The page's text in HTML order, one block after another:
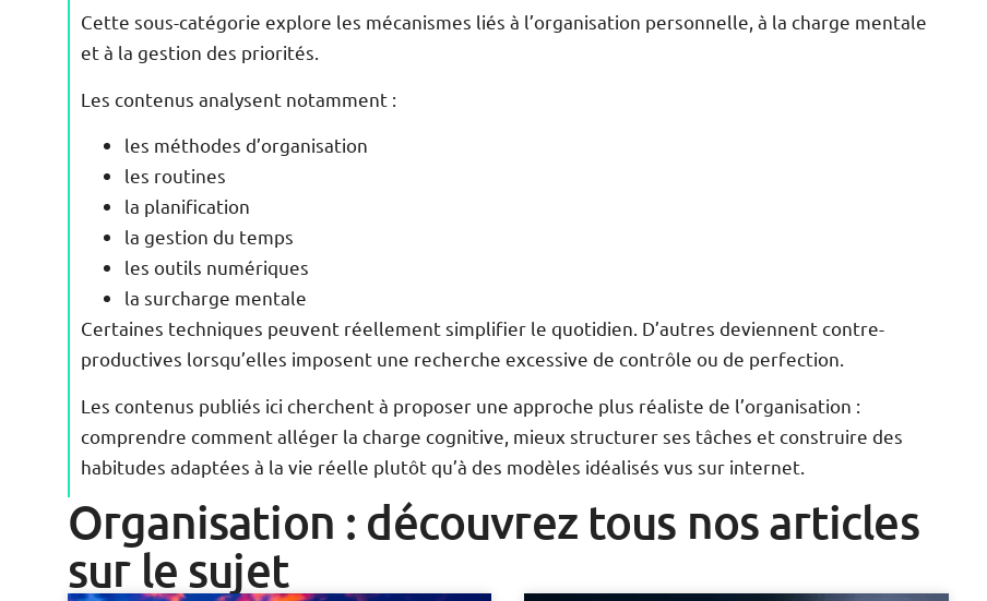
Cette sous-catégorie explore les mécanismes liés à l’organisation personnelle, à la charge mentale
et à la gestion des priorités.
Les contenus analysent notamment :
les méthodes d’organisation
les routines
la planification
la gestion du temps
les outils numériques
la surcharge mentale
Certaines techniques peuvent réellement simplifier le quotidien. D’autres deviennent contre-
productives lorsqu’elles imposent une recherche excessive de contrôle ou de perfection.
Les contenus publiés ici cherchent à proposer une approche plus réaliste de l’organisation :
comprendre comment alléger la charge cognitive, mieux structurer ses tâches et construire des
habitudes adaptées à la vie réelle plutôt qu’à des modèles idéalisés vus sur internet.
Organisation : découvrez tous nos articles
sur le sujet